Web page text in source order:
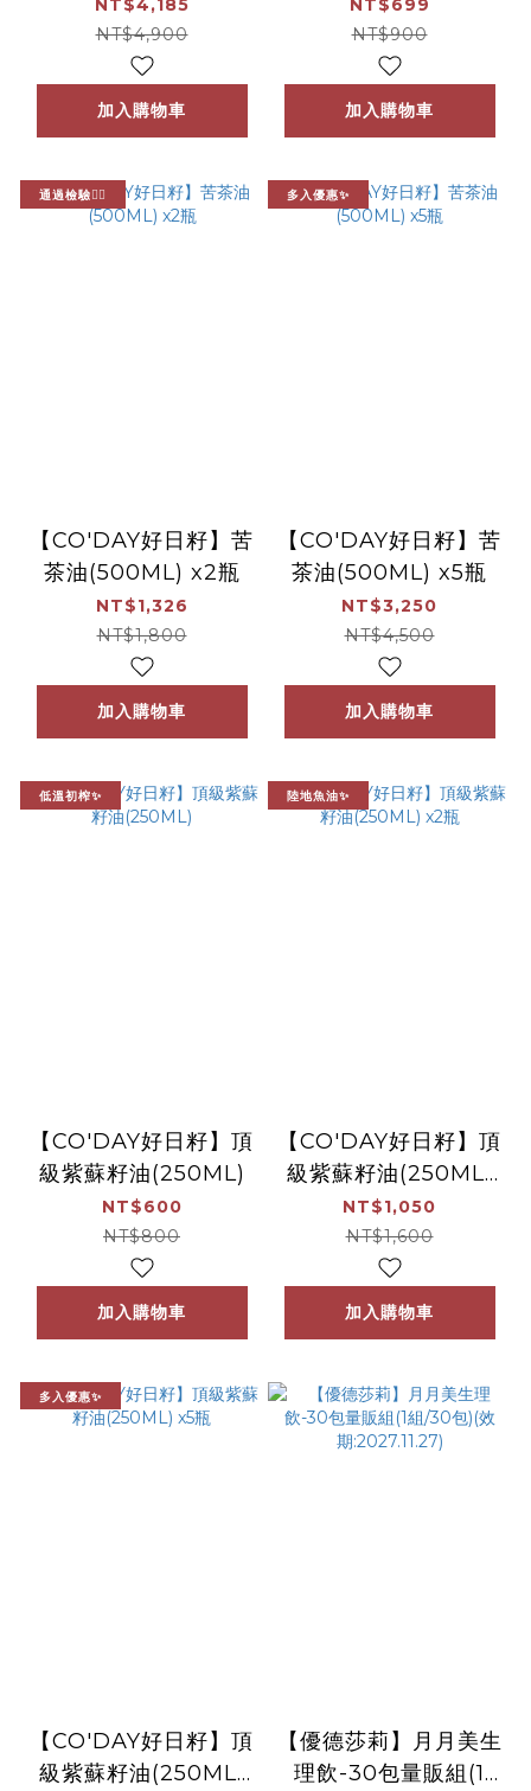
NT$4,185
NT$4,900
加入購物車
NT$699
NT$900
加入購物車
通過檢驗👍🏻
【CO'DAY好日籽】苦
茶油(500ML) x2瓶
NT$1,326
NT$1,800
加入購物車
多入優惠✨
【CO'DAY好日籽】苦
茶油(500ML) x5瓶
NT$3,250
NT$4,500
加入購物車
低溫初榨✨
【CO'DAY好日籽】頂
級紫蘇籽油(250ML)
NT$600
NT$800
加入購物車
陸地魚油✨
【CO'DAY好日籽】頂
級紫蘇籽油(250ML)
x2瓶
NT$1,050
NT$1,600
加入購物車
多入優惠✨
【CO'DAY好日籽】頂
級紫蘇籽油(250ML)
【優德莎莉】月月美生
理飲-30包量販組(1